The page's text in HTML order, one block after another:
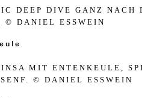
DEEP DIVE GANZ NACH
© DA­NI­EL ESSWEIN
MIT EN­T­EN­KEU­LE,
© DA­NI­EL ESSWEIN